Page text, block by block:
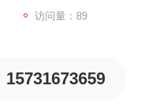
访问量：89
15731673659